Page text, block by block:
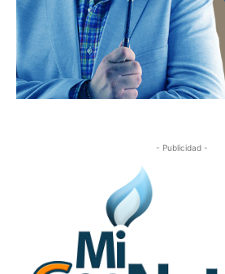
- Publicidad -